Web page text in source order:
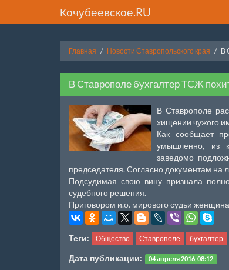
Кочубеевское.RU
Главная Новости Ставропольского края В
В Ставрополе бухгалтер ТСЖ
В Ставрополе
хищении чужого
Как сообщает
умышленно, из
заведомо
председателя. Согласно документам на
Подсудимая свою вину признала
судебного решения.
Приговором и.о. мирового судьи
Теги: Общество Ставрополе бухгалтер
Дата публикации: 04 апреля 2016, 08:12